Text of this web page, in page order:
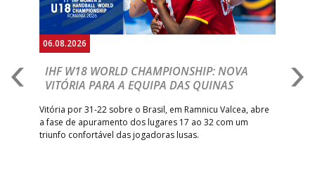
06.08.2026
IHF W18 WORLD CHAMPIONSHIP: NOVA
VITÓRIA PARA A EQUIPA DAS QUINAS
Vitória por 31-22 sobre o Brasil, em Ramnicu Valcea, abre
a fase de apuramento dos lugares 17 ao 32 com um
triunfo confortável das jogadoras lusas.